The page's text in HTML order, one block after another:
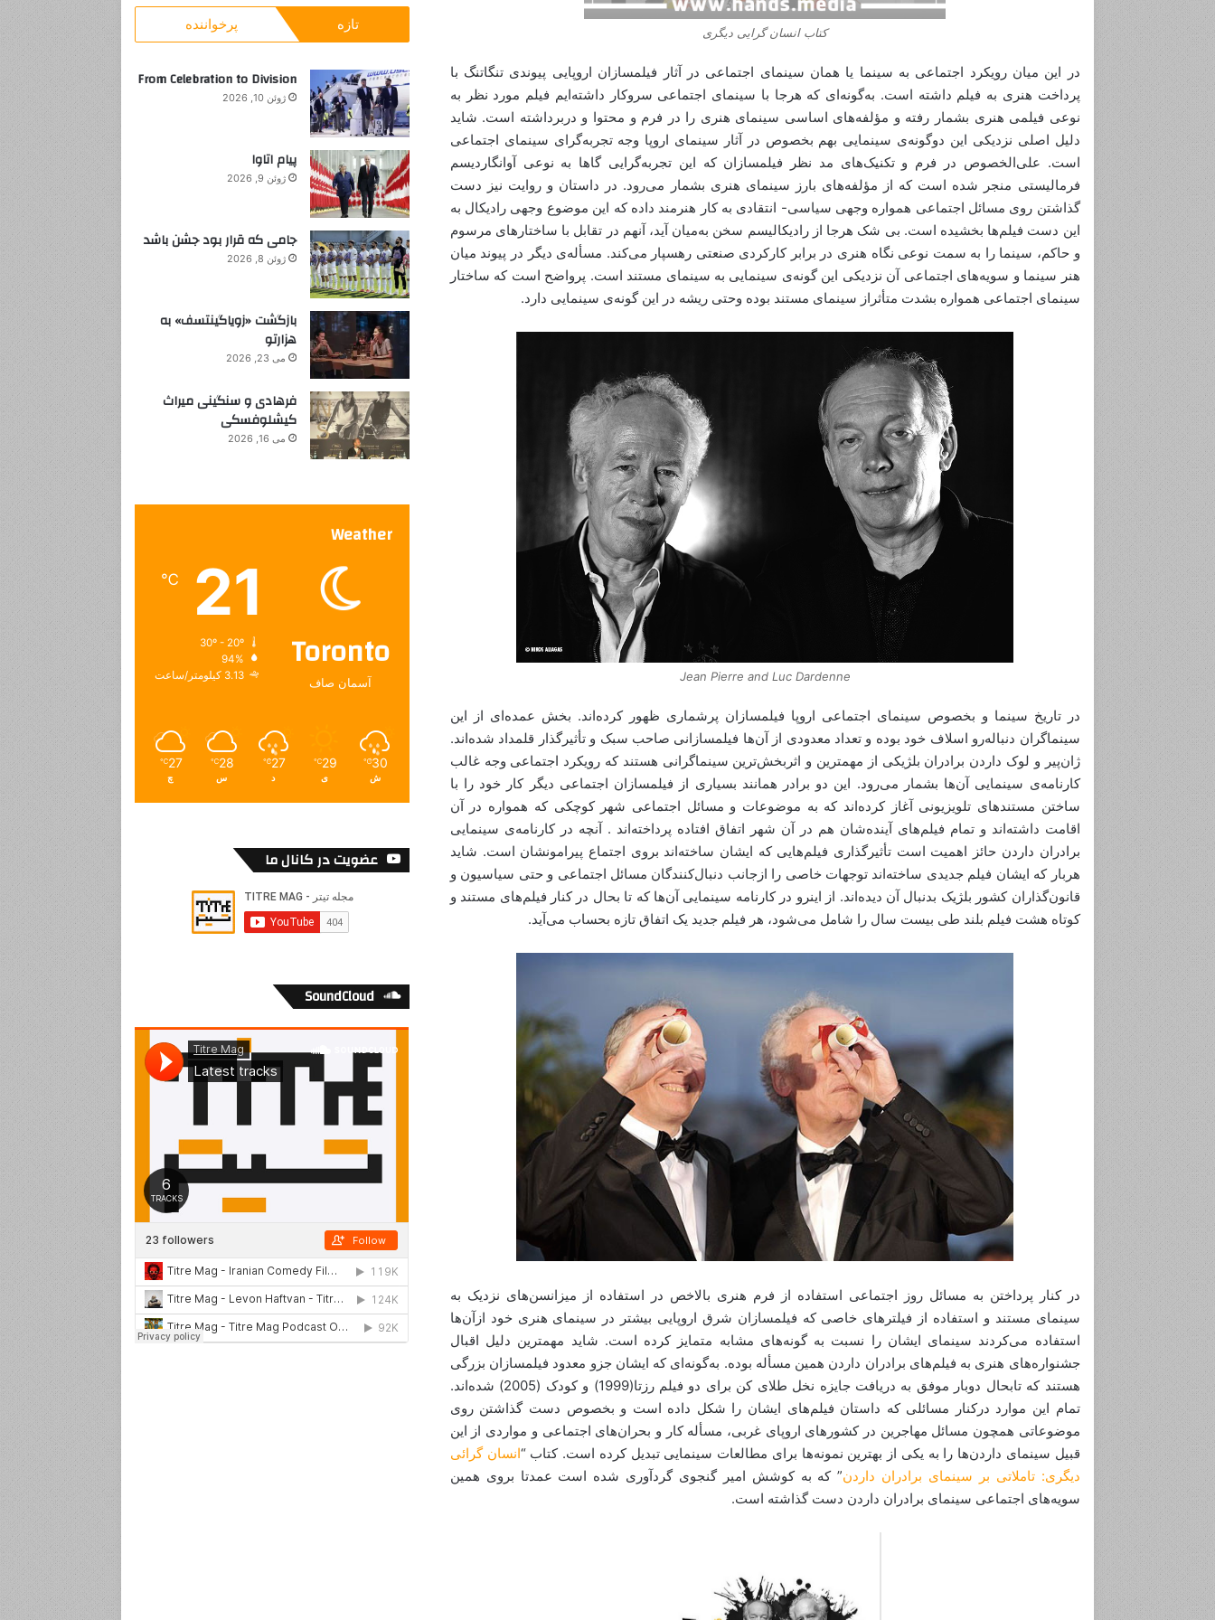
کتاب انسان گرایی دیگری
در این میان رویکرد اجتماعی به سینما یا همان سینمای اجتماعی در آثار فیلمسازان اروپایی پیوندی تنگاتنگ با
پرداخت هنری به فیلم داشته است. به‌گونه‌ای که هرجا با سینمای اجتماعی سروکار داشته‌ایم فیلم مورد نظر به
نوعی فیلمی هنری بشمار رفته و مؤلفه‌های اساسی سینمای هنری را در فرم و محتوا و دربرداشته است. شاید
دلیل اصلی نزدیکی این دوگونه‌ی سینمایی بهم بخصوص در آثار سینمای اروپا وجه تجربه‌گرای سینمای اجتماعی
است. علی‌الخصوص در فرم و تکنیک‌های مد نظر فیلمسازان که این تجربه‌گرایی گاها به نوعی آوانگاردیسم
فرمالیستی منجر شده است که از مؤلفه‌های بارز سینمای هنری بشمار می‌رود. در داستان و روایت نیز دست
گذاشتن روی مسائل اجتماعی همواره وجهی سیاسی- انتقادی به کار هنرمند داده که این موضوع وجهی رادیکال به
این دست فیلم‌ها بخشیده است. بی شک هرجا از رادیکالیسم سخن به‌میان آید، آنهم در تقابل با ساختارهای مرسوم
و حاکم، سینما را به سمت نوعی نگاه هنری در برابر کارکردی صنعتی رهسپار می‌کند. مسأله‌ی دیگر در پیوند میان
هنر سینما و سویه‌های اجتماعی آن نزدیکی این گونه‌ی سینمایی به سینمای مستند است. پرواضح است که ساختار
سینمای اجتماعی همواره بشدت متأثراز سینمای مستند بوده وحتی ریشه در این گونه‌ی سینمایی دارد.
Jean Pierre and Luc Dardenne
در تاریخ سینما و بخصوص سینمای اجتماعی اروپا فیلمسازان پرشماری ظهور کرده‌اند. بخش عمده‌ای از این
سینماگران دنباله‌رو اسلاف خود بوده‌ و تعداد معدودی از آن‌ها فیلمسازانی صاحب سبک و تأثیرگذار قلمداد شده‌اند.
ژان‌پیر و لوک داردن برادران بلژیکی از مهمترین و اثربخش‌ترین سینماگرانی هستند که رویکرد اجتماعی وجه غالب
کارنامه‌ی سینمایی آن‌ها بشمار می‌رود. این دو برادر همانند بسیاری از فیلمسازان اجتماعی دیگر کار خود را با
ساختن مستندهای تلویزیونی آغاز کرده‌اند که به موضوعات و مسائل اجتماعی شهر کوچکی که همواره در آن
اقامت داشته‌اند و تمام فیلم‌های آینده‌شان هم در آن شهر اتفاق افتاده پرداخته‌اند . آنچه در کارنامه‌ی سینمایی
برادران داردن حائز اهمیت است تأثیرگذاری فیلم‌هایی که ایشان ساخته‌اند بروی اجتماع پیرامونشان است. شاید
هربار که ایشان فیلم جدیدی ساخته‌اند توجهات خاصی را ازجانب دنبال‌کنندگان مسائل اجتماعی و حتی سیاسیون و
قانون‌گذاران کشور بلژیک بدنبال آن دیده‌اند. از اینرو در کارنامه سینمایی آن‌ها که تا بحال در کنار فیلم‌های مستند و
کوتاه هشت فیلم بلند طی بیست سال را شامل می‌شود، هر فیلم جدید یک اتفاق تازه بحساب می‌آید.
در کنار پرداختن به مسائل روز اجتماعی استفاده از فرم هنری بالاخص در استفاده از میزانسن‌های نزدیک به
سینمای مستند و استفاده از فیلترهای خاصی که فیلمسازان شرق اروپایی بیشتر در سینمای هنری خود ازآن‌ها
استفاده می‌کردند سینمای ایشان را نسبت به گونه‌های مشابه متمایز کرده است. شاید مهمترین دلیل اقبال
جشنواره‌های هنری به فیلم‌های برادران داردن همین مسأله بوده. به‌گونه‌ای که ایشان جزو معدود فیلمسازان بزرگی
هستند که تابحال دوبار موفق به دریافت جایزه نخل طلای کن برای دو فیلم رزتا(1999) و کودک (2005) شده‌اند.
تمام این موارد درکنار مسائلی که داستان فیلم‌های ایشان را شکل داده است و بخصوص دست گذاشتن روی
موضوعاتی همچون مسائل مهاجرین در کشورهای اروپای غربی، مسأله کار و بحران‌های اجتماعی و مواردی از این
قبیل سینمای داردن‌ها را به یکی از بهترین نمونه‌ها برای مطالعات سینمایی تبدیل کرده است. کتاب “انسان گرائی
دیگری: تاملاتی بر سینمای برادران داردن” که به کوشش امیر گنجوی گردآوری شده است عمدتا بروی همین
سویه‌های اجتماعی سینمای برادران داردن دست گذاشته است.
س
ن
م
ا
ی
ی
ق
ت
ل
ی
ک
پ
ر
چ
ه
ا
ن
ت
ا
ر
ی
و
ب
ر
ی
تازه پرخواننده
From Celebration to Division
ژوئن 10, 2026
پیام اتاوا
ژوئن 9, 2026
جامی که قرار بود جشن باشد
ژوئن 8, 2026
بازگشت «زویاگینتسف» به
هزارتو
می 23, 2026
فرهادی و سنگینی میراث
کیشلوفسکی
می 16, 2026
Weather
Toronto
آسمان صاف
21
℃
94%
3.13 کیلومتر/ساعت
30
℃
ش
29
℃
ی
27
℃
د
28
℃
س
27
℃
چ
عضویت در کانال ما
SoundCloud